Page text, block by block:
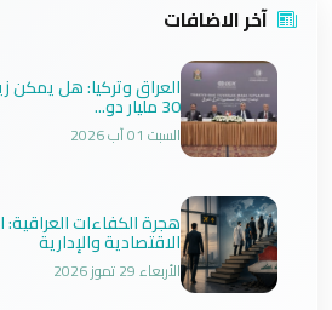
آخر الاضافات
العراق وتركيا: هل يمكن
30 مليار دو...
السبت 01 آب 2026
هجرة الكفاءات العراقية:
الاقتصادية والإدارية
الأربعاء 29 تموز 2026